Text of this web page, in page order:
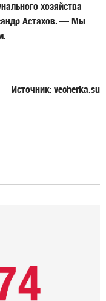
хозяйства
Астахов. — Мы
Источник: vecherka.su